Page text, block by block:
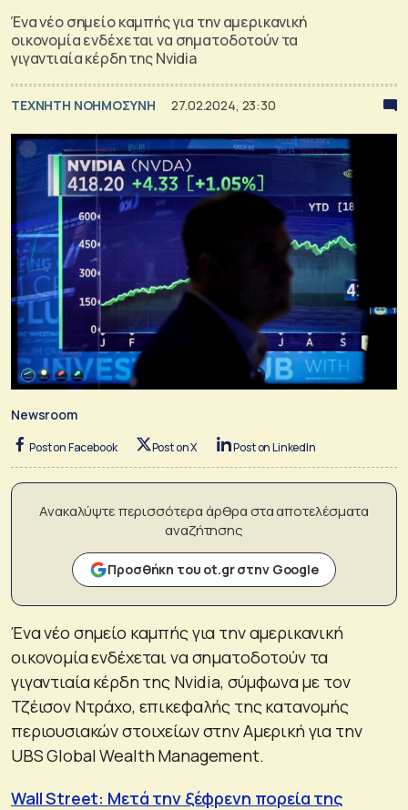
Ένα νέο σημείο καμπής για την αμερικανική
οικονομία ενδέχεται να σηματοδοτούν τα
γιγαντιαία κέρδη της Nvidia
TΕΧΝΗΤΗ ΝΟΗΜΟΣΥΝΗ 27.02.2024, 23:30
Newsroom
Post on Facebook Post on X Post on LinkedIn
Ανακαλύψτε περισσότερα άρθρα στα αποτελέσματα
αναζήτησης
Προσθήκη του ot.gr στην Google
Ένα νέο σημείο καμπής για την αμερικανική
οικονομία ενδέχεται να σηματοδοτούν τα
γιγαντιαία κέρδη της Nvidia, σύμφωνα με τον
Τζέισον Ντράχο, επικεφαλής της κατανομής
περιουσιακών στοιχείων στην Αμερική για την
UBS Global Wealth Management.
Wall Street: Μετά την ξέφρενη πορεία της